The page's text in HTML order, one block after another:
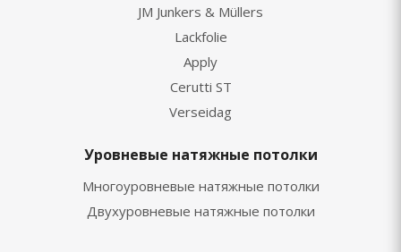
JM Junkers & Müllers
Lackfolie
Apply
Cerutti ST
Verseidag
Уровневые натяжные потолки
Многоуровневые натяжные потолки
Двухуровневые натяжные потолки